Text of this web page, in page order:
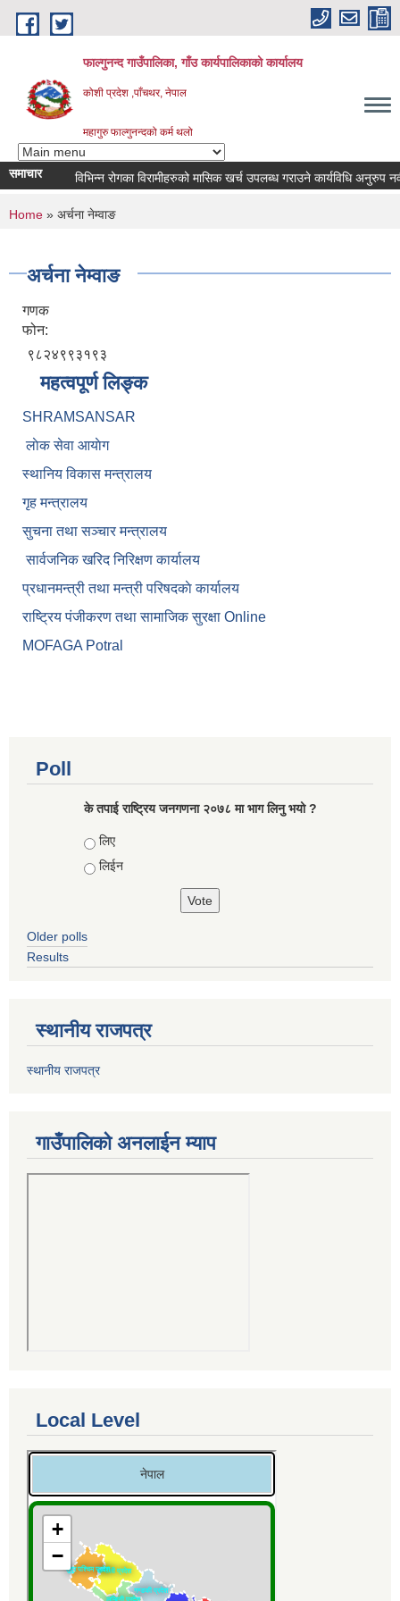
Skip to main content
फाल्गुनन्द गाउँपालिका, गाँउ कार्यपालिकाको कार्यालय
कोशी प्रदेश ,पाँचथर, नेपाल
महागुरु फाल्गुनन्दको कर्म थलो
समाचार विभिन्न रोगका विरामीहरुको मासिक खर्च उपलब्ध गराउने कार्यविधि अनुरुप
You are here
Home » अर्चना नेम्वाङ
अर्चना नेम्वाङ
गणक
फोन:
९८२४९९३१९३
महत्वपूर्ण लिङ्क
SHRAMSANSAR
लाेक सेवा आयाेग
स्थानिय विकास मन्त्रालय
गृह मन्त्रालय
सुचना तथा सञ्चार मन्त्रालय
सार्वजनिक खरिद निरिक्षण कार्यालय
प्रधानमन्त्री तथा मन्त्री परिषदकाे कार्यालय
राष्ट्रिय पंजीकरण तथा सामाजिक सुरक्षा Online
MOFAGA Potral
Poll
के तपाई राष्ट्रिय जनगणना २०७८ मा भाग लिनु भयो ?
Choices
लिए
लिईन
Older polls
Results
स्थानीय राजपत्र
स्थानीय राजपत्र
गाउँपालिको अनलाईन म्याप
Local Level